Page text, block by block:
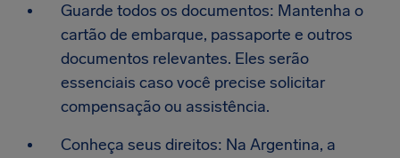
Guarde todos os documentos: Mantenha o
cartão de embarque, passaporte e outros
documentos relevantes. Eles serão
essenciais caso você precise solicitar
compensação ou assistência.
Conheça seus direitos: Na Argentina, a